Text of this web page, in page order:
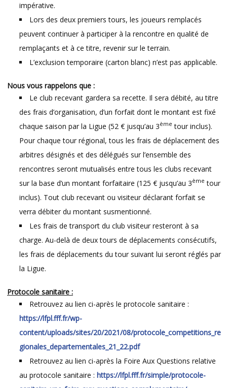
impérative.
Lors des deux premiers tours, les joueurs remplacés
peuvent continuer à participer à la rencontre en qualité de
remplaçants et à ce titre, revenir sur le terrain.
L’exclusion temporaire (carton blanc) n’est pas applicable.
Nous vous rappelons que :
Le club recevant gardera sa recette. Il sera débité, au titre
des frais d’organisation, d’un forfait dont le montant est fixé
chaque saison par la Ligue (52 € jusqu’au 3ème tour inclus).
Pour chaque tour régional, tous les frais de déplacement des
arbitres désignés et des délégués sur l’ensemble des
rencontres seront mutualisés entre tous les clubs recevant
sur la base d’un montant forfaitaire (125 € jusqu’au 3ème tour
inclus). Tout club recevant ou visiteur déclarant forfait se
verra débiter du montant susmentionné.
Les frais de transport du club visiteur resteront à sa
charge. Au-delà de deux tours de déplacements consécutifs,
les frais de déplacements du tour suivant lui seront réglés par
la Ligue.
Protocole sanitaire :
Retrouvez au lien ci-après le protocole sanitaire :
https://lfpl.fff.fr/wp-
content/uploads/sites/20/2021/08/protocole_competitions_re
gionales_departementales_21_22.pdf
Retrouvez au lien ci-après la Foire Aux Questions relative
au protocole sanitaire : https://lfpl.fff.fr/simple/protocole-